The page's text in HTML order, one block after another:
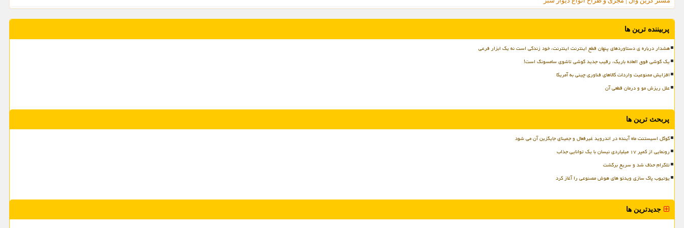
پربیننده ترین ها
هشدار درباره ی دستاوردهای پنهان قطع اینترنت اینترنت، خود زندگی است نه یک ابزار فرعی
یک گوشی فوق العاده باریک، رقیب جدید گوشی تاشوی سامسونگ است!
افزایش ممنوعیت واردات کالاهای فناوری چینی به آمریکا
علل ریزش مو و درمان قطعی آن
پربحث ترین ها
گوگل اسیستنت ماه آینده در اندروید غیرفعال و جمینای جایگزین آن می شود
رونمایی از کمپر ۱۷ میلیاردی نیسان با یک توانایی جذاب
تلگرام حذف شد و سریع برگشت
یوتیوب پاک سازی ویدئو های هوش مصنوعی را آغاز کرد
جدیدترین ها